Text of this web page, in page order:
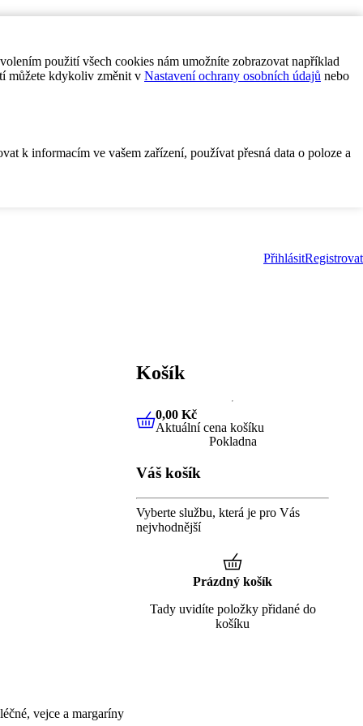
použití všech cookies nám umožníte zobrazovat například
můžete kdykoliv změnit v Nastavení ochrany osobních údajů nebo
k informacím ve vašem zařízení, používat přesná data o poloze a
PřihlásitRegistrovat
vejce a margaríny
Košík
0,00 KčAktuální cena košíku
0,00 Kč
Aktuální cena košíku
Pokladna
Váš košík
Vyberte službu, která je pro Vás
nejvhodnější
Prázdný košík
Tady uvidíte položky přidané do
košíku